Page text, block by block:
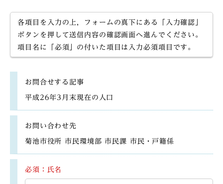
各項目を入力の上，フォームの真下にある「入力確認」
ボタンを押して送信内容の確認画面へ進んでください。
項目名に「必須」の付いた項目は入力必須項目です。
お問合せする記事
平成26年3月末現在の人口
お問い合わせ先
菊池市役所 市民環境部 市民課 市民・戸籍係
必須：氏名